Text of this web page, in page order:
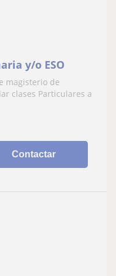
y/o ESO
magisterio de
clases Particulares a
Contactar